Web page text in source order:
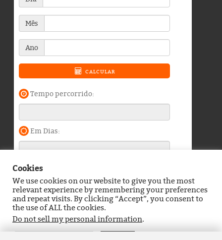
Blog do Durango Duarte © 2026. Todos os direitos
reservados.
Política de Privacidade
Cookies
We use cookies on our website to give you the most
relevant experience by remembering your preferences
and repeat visits. By clicking “Accept”, you consent to
the use of ALL the cookies.
Do not sell my personal information.